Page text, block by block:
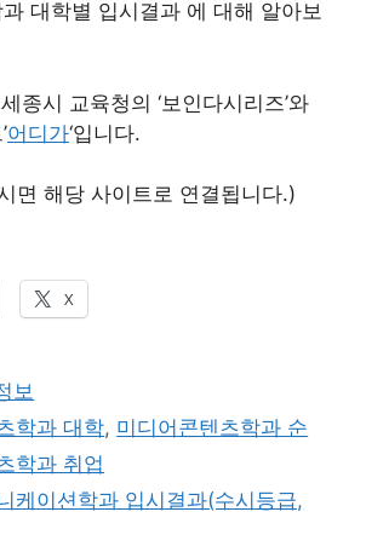
대학별 입시결과 에 대해 알아보
종시 교육청의 ‘보인다시리즈’와
어디가‘입니다.
면 해당 사이트로 연결됩니다.)
X
보
학과 대학, 미디어콘텐츠학과 순
학과 취업
케이션학과 입시결과(수시등급,